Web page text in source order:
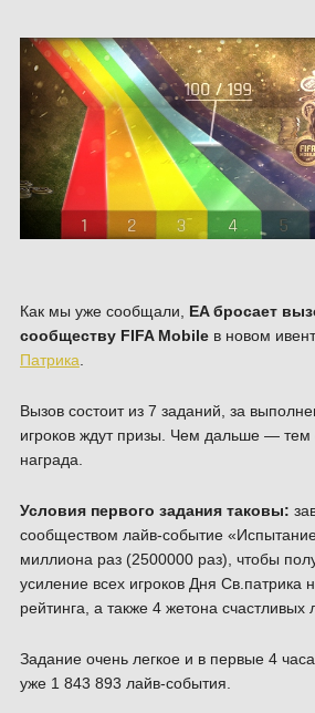
Как мы уже сообщали, EA бросает
сообществу FIFA Mobileв новом
Патрика.
Вызов состоит из 7 заданий, за
игроков ждут призы. Чем дальше —
награда.
Условия первого задания таковы:
сообществом лайв-событие
миллиона раз (2500000 раз), чтобы
усиление всех игроков Дня Св.патрика
рейтинга, а также 4 жетона счастливых
Задание очень легкое и в первые 4
уже 1 843 893 лайв-события.